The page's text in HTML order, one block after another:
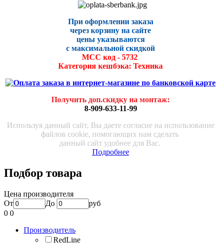
При оформлении заказа
через корзину на сайте
цены указываются
с максимальной скидкой
МСС код - 5732
Категория кешбэка: Техника
Получить доп.скидку на монтаж:
8-909-633-11-99
Используя данный сайт, Вы даете согласие на использование
файлов cookie, помогающих нам сделать
данный сайт удобнее для Вас.
Подробнее
Подбор товара
Цена производителя
От
До
руб
0 0
Производитель
RedLine